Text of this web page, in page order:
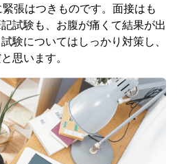
張はつきものです。面接はも
試験も、お腹が痛くて結果が出
験についてはしっかり対策し、
思います。